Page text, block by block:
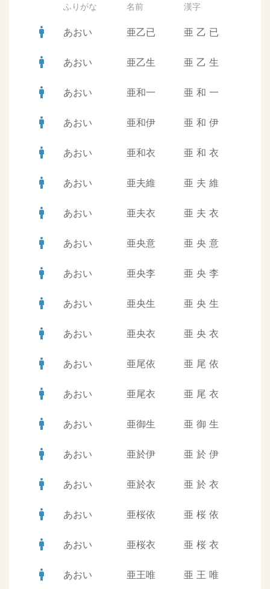
ふりがな 名前 漢字
man あおい 亜乙已 亜 乙 已
man あおい 亜乙生 亜 乙 生
man あおい 亜和一 亜 和 一
man あおい 亜和伊 亜 和 伊
man あおい 亜和衣 亜 和 衣
man あおい 亜夫維 亜 夫 維
man あおい 亜夫衣 亜 夫 衣
man あおい 亜央意 亜 央 意
man あおい 亜央李 亜 央 李
man あおい 亜央生 亜 央 生
man あおい 亜央衣 亜 央 衣
man あおい 亜尾依 亜 尾 依
man あおい 亜尾衣 亜 尾 衣
man あおい 亜御生 亜 御 生
man あおい 亜於伊 亜 於 伊
man あおい 亜於衣 亜 於 衣
man あおい 亜桜依 亜 桜 依
man あおい 亜桜衣 亜 桜 衣
man あおい 亜王唯 亜 王 唯